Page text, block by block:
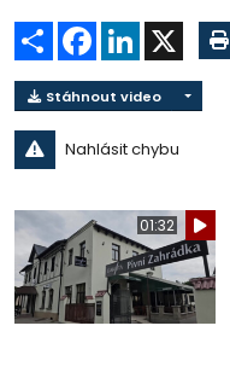
Sdílet Facebook
LinkedIn
Stáhnout video
Nahlásit chybu
01:32